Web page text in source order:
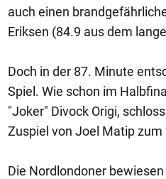
auch einen
Eriksen (84.9 aus dem
Doch in der 87. Minute
Spiel. Wie schon im
"Joker" Divock Origi,
Zuspiel von Joel Matip zum
Die Nordlondoner